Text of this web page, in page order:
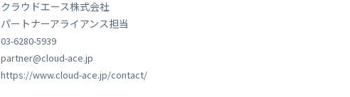
クラウドエース株式会社
パートナーアライアンス担当
03-6280-5939
partner@cloud-ace.jp
https://www.cloud-ace.jp/contact/